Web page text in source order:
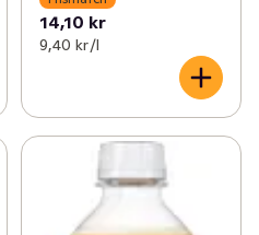
14,10 kr
9,40 kr /l